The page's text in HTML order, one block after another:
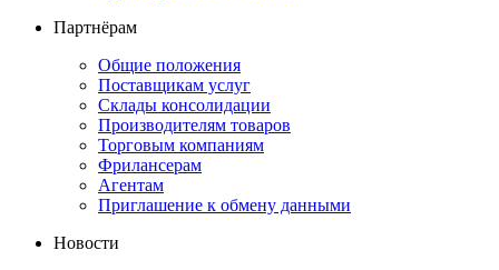
Партнёрам
Общие положения
Поставщикам услуг
Склады консолидации
Производителям товаров
Торговым компаниям
Фрилансерам
Агентам
Приглашение к обмену данными
Новости